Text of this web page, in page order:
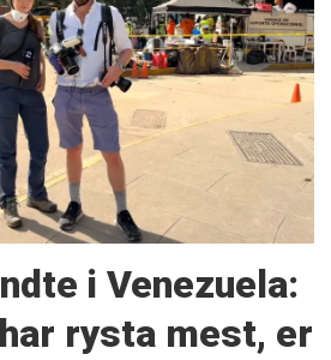
i Venezuela:
rysta mest, er